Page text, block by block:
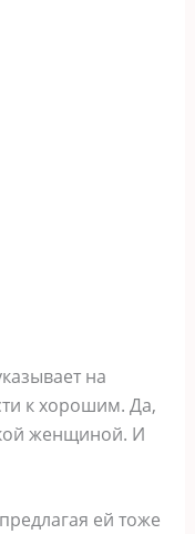
на
к хорошим. Да,
женщиной. И
ей тоже